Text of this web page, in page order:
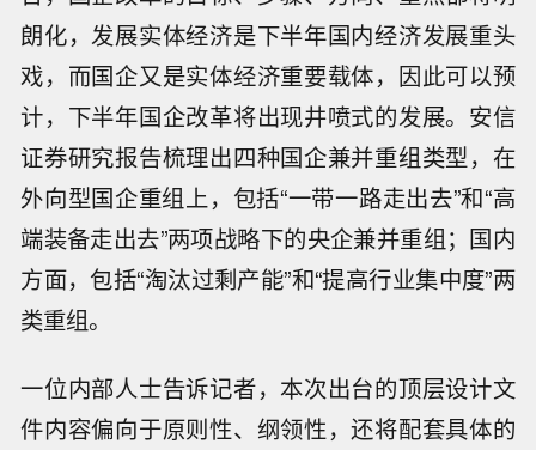
朗化，发展实体经济是下半年国内经济发展重头
戏，而国企又是实体经济重要载体，因此可以预
计，下半年国企改革将出现井喷式的发展。安信
证券研究报告梳理出四种国企兼并重组类型，在
外向型国企重组上，包括“一带一路走出去”和“高
端装备走出去”两项战略下的央企兼并重组；国内
方面，包括“淘汰过剩产能”和“提高行业集中度”两
类重组。
一位内部人士告诉记者，本次出台的顶层设计文
件内容偏向于原则性、纲领性，还将配套具体的